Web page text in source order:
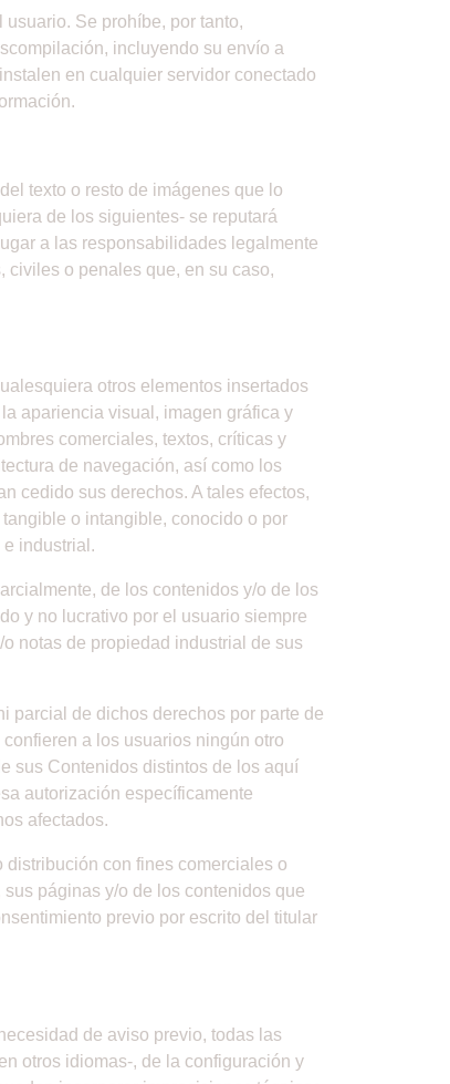
Se prohíbe, por tanto,
incluyendo su envío a
en cualquier servidor conectado
texto o resto de imágenes que lo
de los siguientes- se reputará
a las responsabilidades legalmente
civiles o penales que, en su caso,
otros elementos insertados
apariencia visual, imagen gráfica y
comerciales, textos, críticas y
de navegación, así como los
cedido sus derechos. A tales efectos,
o intangible, conocido o por
industrial.
de los contenidos y/o de los
y no lucrativo por el usuario siempre
notas de propiedad industrial de sus
parcial de dichos derechos por parte de
a los usuarios ningún otro
sus Contenidos distintos de los aquí
autorización específicamente
afectados.
con fines comerciales o
páginas y/o de los contenidos que
previo por escrito del titular
de aviso previo, todas las
otros idiomas-, de la configuración y